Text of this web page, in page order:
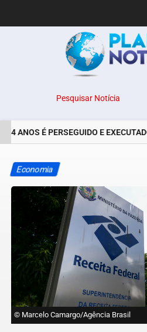
Pesquisar Notícia
ANOS É PERSEGUIDO E
Economia
© Marcelo Camargo/Agência Brasil